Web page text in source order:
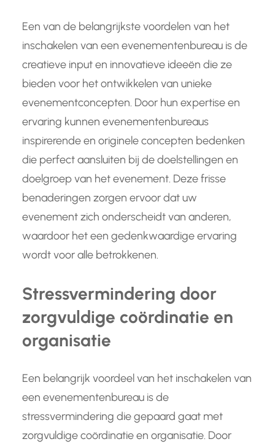
Een van de belangrijkste voordelen van het
inschakelen van een evenementenbureau is de
creatieve input en innovatieve ideeën die ze
bieden voor het ontwikkelen van unieke
evenementconcepten. Door hun expertise en
ervaring kunnen evenementenbureaus
inspirerende en originele concepten bedenken
die perfect aansluiten bij de doelstellingen en
doelgroep van het evenement. Deze frisse
benaderingen zorgen ervoor dat uw
evenement zich onderscheidt van anderen,
waardoor het een gedenkwaardige ervaring
wordt voor alle betrokkenen.
Stressvermindering door
zorgvuldige coördinatie en
organisatie
Een belangrijk voordeel van het inschakelen van
een evenementenbureau is de
stressvermindering die gepaard gaat met
zorgvuldige coördinatie en organisatie. Door